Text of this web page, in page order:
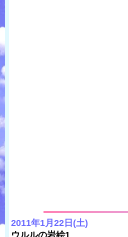
2011年1月22日(土)
ウルルの岩絵1